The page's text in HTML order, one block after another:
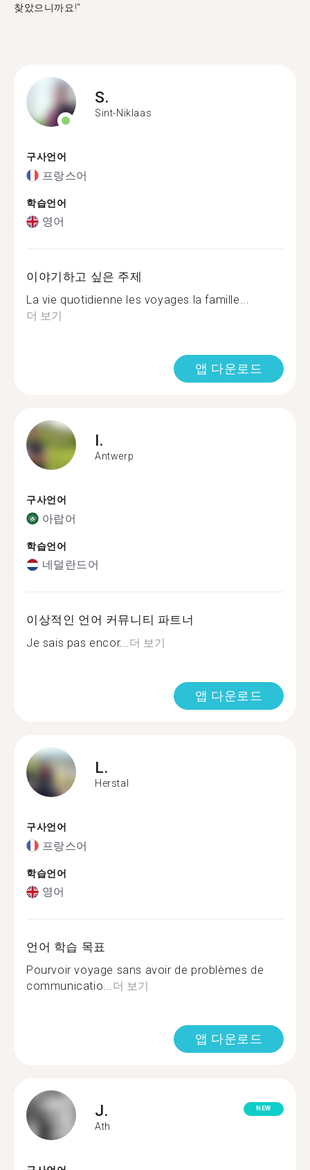
찾았으니까요!"
S.
Sint-Niklaas
구사언어
프랑스어
학습언어
영어
이야기하고 싶은 주제
La vie quotidienne les voyages la famille...
더 보기
앱 다운로드
I.
Antwerp
구사언어
아랍어
학습언어
네덜란드어
이상적인 언어 커뮤니티 파트너
Je sais pas encor...더 보기
앱 다운로드
L.
Herstal
구사언어
프랑스어
학습언어
영어
언어 학습 목표
Pourvoir voyage sans avoir de problèmes de
communicatio...더 보기
앱 다운로드
J.
Ath
NEW